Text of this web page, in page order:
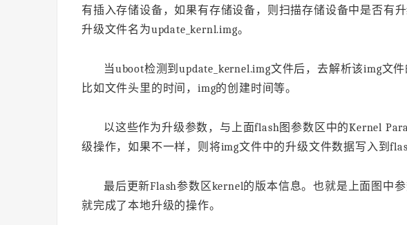
有插入存储设备，如果有存储设备，则扫描存储设备中是否有
升级文件名为update_kernl.img。
当uboot检测到update_kernel.img文件后，去解析该img文
比如文件头里的时间，img的创建时间等。
以这些作为升级参数，与上面flash图参数区中的Kernel
级操作，如果不一样，则将img文件中的升级文件数据写入到
最后更新Flash参数区kernel的版本信息。也就是上面图中
就完成了本地升级的操作。